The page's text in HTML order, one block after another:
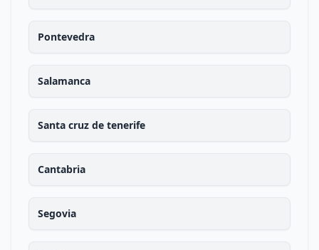
Pontevedra
Salamanca
Santa cruz de tenerife
Cantabria
Segovia